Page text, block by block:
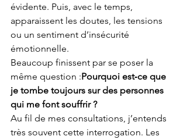
évidente. Puis, avec le temps,
apparaissent les doutes, les tensions
ou un sentiment d’insécurité
émotionnelle.
Beaucoup finissent par se poser la
même question :Pourquoi est‑ce que
je tombe toujours sur des personnes
qui me font souffrir ?
Au fil de mes consultations, j’entends
très souvent cette interrogation. Les